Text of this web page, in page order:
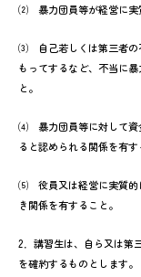
⑵ 暴力団員等が経営に実
⑶ 自己若しくは第三者の
もってするなど、不当に
と。
⑷ 暴力団員等に対して資
ると認められる関係を有す
⑸ 役員又は経営に実質的
き関係を有すること。
2．講習生は、自ら又は第
を確約するものとします。